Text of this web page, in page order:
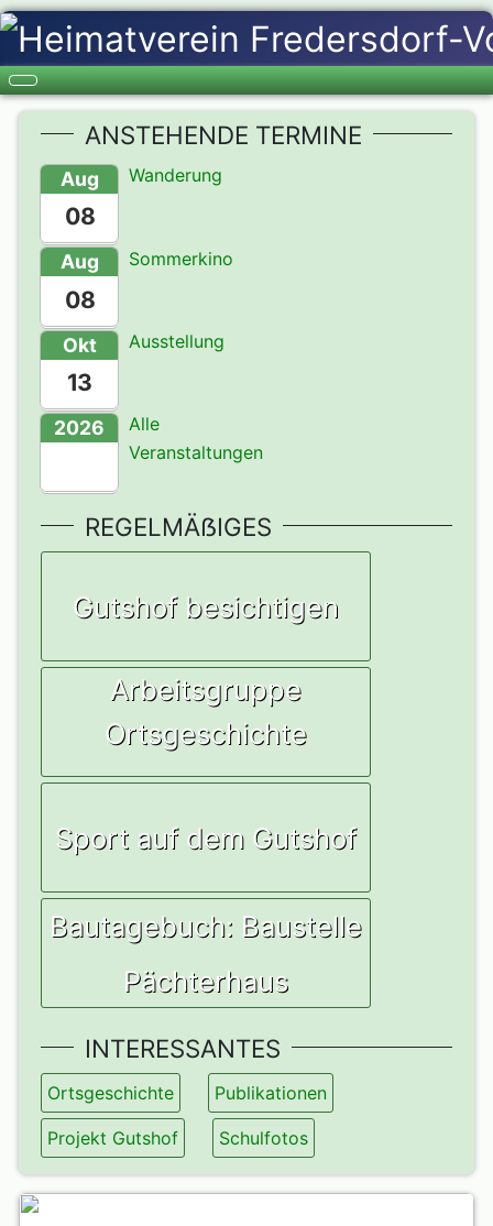
ANSTEHENDE TERMINE
Aug
08
Wanderung
Aug
08
Sommerkino
Okt
13
Ausstellung
2026
Alle
Veranstaltungen
REGELMÄẞIGES
Gutshof besichtigen
Arbeitsgruppe
Ortsgeschichte
Sport auf dem Gutshof
Bautagebuch: Baustelle
Pächterhaus
INTERESSANTES
Ortsgeschichte Publikationen
Projekt Gutshof Schulfotos